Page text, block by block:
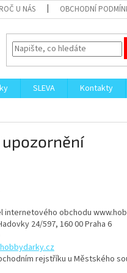
U NÁS OBCHODNÍ
SLEVA Kontakty
upozornění
internetového obchodu
24/597, 160 00 Praha 6
rejstříku u Městského